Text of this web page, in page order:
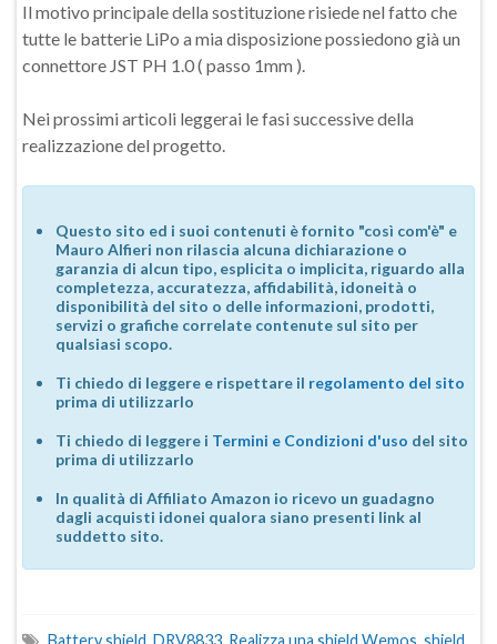
Il motivo principale della sostituzione risiede nel fatto che
tutte le batterie LiPo a mia disposizione possiedono già un
connettore JST PH 1.0 ( passo 1mm ).
Nei prossimi articoli leggerai le fasi successive della
realizzazione del progetto.
Questo sito ed i suoi contenuti è fornito "così com'è" e
Mauro Alfieri non rilascia alcuna dichiarazione o
garanzia di alcun tipo, esplicita o implicita, riguardo alla
completezza, accuratezza, affidabilità, idoneità o
disponibilità del sito o delle informazioni, prodotti,
servizi o grafiche correlate contenute sul sito per
qualsiasi scopo.
Ti chiedo di leggere e rispettare il regolamento del sito
prima di utilizzarlo
Ti chiedo di leggere i Termini e Condizioni d'uso del sito
prima di utilizzarlo
In qualità di Affiliato Amazon io ricevo un guadagno
dagli acquisti idonei qualora siano presenti link al
suddetto sito.